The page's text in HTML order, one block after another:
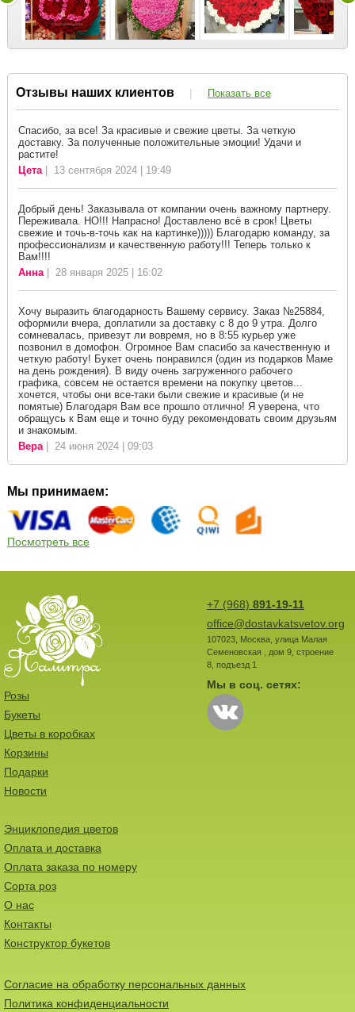
Отзывы наших клиентов | Показать все
Спасибо, за все! За красивые и свежие цветы. За четкую
доставку. За полученные положительные эмоции! Удачи и
растите!
Цета| 13 сентября 2024 | 19:49
Добрый день! Заказывала от компании очень важному партнеру.
Переживала. НО!!! Напрасно! Доставлено всё в срок! Цветы
свежие и точь-в-точь как на картинке))))) Благодарю команду, за
профессионализм и качественную работу!!! Теперь только к
Вам!!!!
Анна| 28 января 2025 | 16:02
Хочу выразить благодарность Вашему сервису. Заказ №25884,
оформили вчера, доплатили за доставку с 8 до 9 утра. Долго
сомневалась, привезут ли вовремя, но в 8:55 курьер уже
позвонил в домофон. Огромное Вам спасибо за качественную и
четкую работу! Букет очень понравился (один из подарков Маме
на день рождения). В виду очень загруженного рабочего
графика, совсем не остается времени на покупку цветов...
хочется, чтобы они все-таки были свежие и красивые (и не
помятые) Благодаря Вам все прошло отлично! Я уверена, что
обращусь к Вам еще и точно буду рекомендовать своим друзьям
и знакомым.
Вера| 24 июня 2024 | 09:03
Мы принимаем:
Посмотреть все
+7 (968) 891-19-11
office@dostavkatsvetov.org
107023, Москва, улица Малая
Семеновская , дом 9, строение
8, подъезд 1
Мы в соц. сетях:
Розы
Букеты
Цветы в коробках
Корзины
Подарки
Новости
Энциклопедия цветов
Оплата и доставка
Оплата заказа по номеру
Сорта роз
О нас
Контакты
Конструктор букетов
Согласие на обработку персональных данных
Политика конфиденциальности